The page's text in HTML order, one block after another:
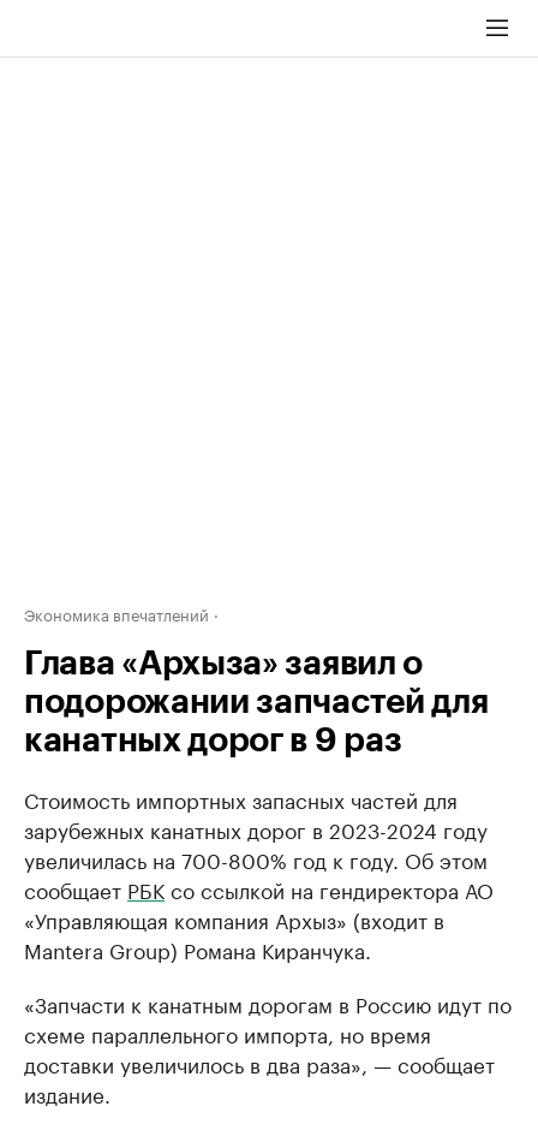
Экономика впечатлений
Глава «Архыза» заявил о
подорожании запчастей для
канатных дорог в 9 раз
Стоимость импортных запасных частей для
зарубежных канатных дорог в 2023-2024 году
увеличилась на 700-800% год к году. Об этом
сообщает РБКсо ссылкой на гендиректора АО
«Управляющая компания Архыз» (входит в
Mantera Group) Романа Киранчука.
«Запчасти к канатным дорогам в Россию идут по
схеме параллельного импорта, но время
доставки увеличилось в два раза», — сообщает
издание.